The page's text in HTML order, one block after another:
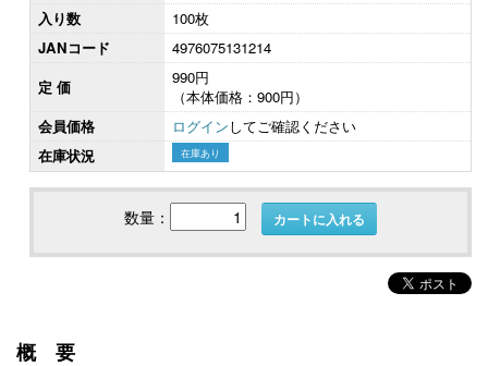
入り数
100枚
JANコード
4976075131214
定 価
990円
（本体価格：900円）
会員価格
ログインしてご確認ください
在庫状況
在庫あり
数量： カートに入れる
概要